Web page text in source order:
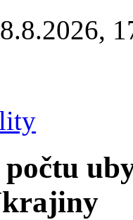
8.8.2026,
počtu